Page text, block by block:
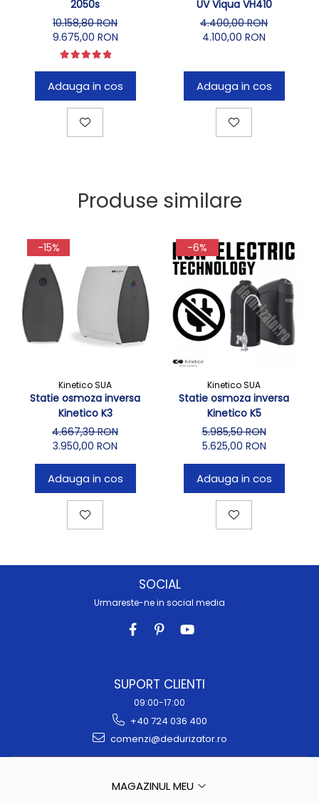
2050s
10.158,80 RON
9.675,00 RON
Adauga in cos
UV Viqua VH410
4.400,00 RON
4.100,00 RON
Adauga in cos
Produse similare
-15%
Kinetico SUA
Statie osmoza inversa
Kinetico K3
4.667,39 RON
3.950,00 RON
Adauga in cos
-6%
Kinetico SUA
Statie osmoza inversa
Kinetico K5
5.985,50 RON
5.625,00 RON
Adauga in cos
SOCIAL
Urmareste-ne in social media
SUPORT CLIENTI
09:00-17:00
+40 724 036 400
comenzi@dedurizator.ro
MAGAZINUL MEU